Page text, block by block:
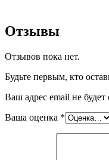
Отзывы
Отзывов пока нет.
Будьте первым, кто
Ваш адрес email не будет
Ваша оценка *